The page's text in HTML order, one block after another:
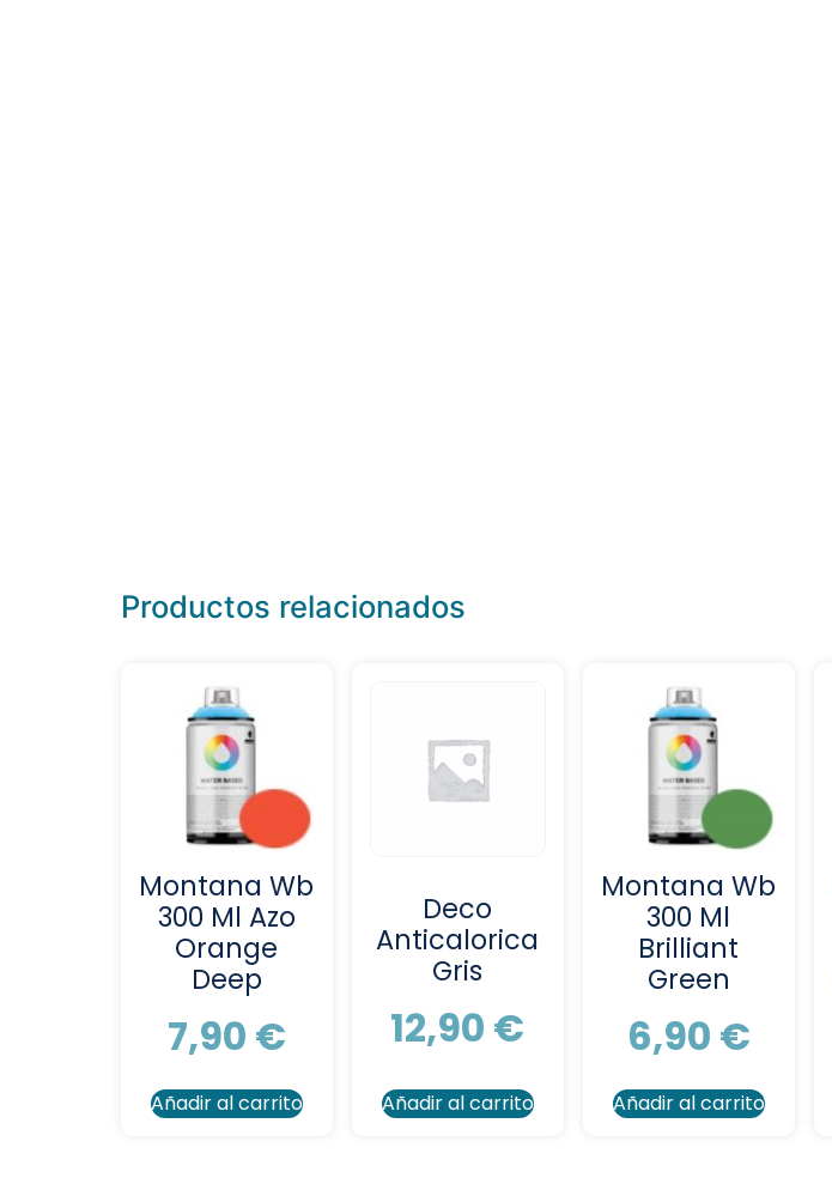
Productos relacionados
Montana Wb
300 Ml Azo
Orange
Deep
7,90 €
Añadir al carrito
Deco
Anticalorica
Gris
12,90 €
Añadir al carrito
Montana Wb
300 Ml
Brilliant
Green
6,90 €
Añadir al carrito